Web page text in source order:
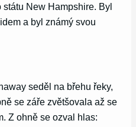
New Hampshire. Byl
a byl známý svou
seděl na břehu řeky,
se záře zvětšovala až se
Z ohně se ozval hlas: